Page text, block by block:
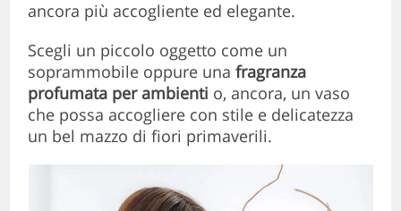
ancora più accogliente ed elegante.
Scegli un piccolo oggetto come un
soprammobile oppure unafragranza
profumata per ambienti o, ancora, un vaso
che possa accogliere con stile e delicatezza
un bel mazzo di fiori primaverili.